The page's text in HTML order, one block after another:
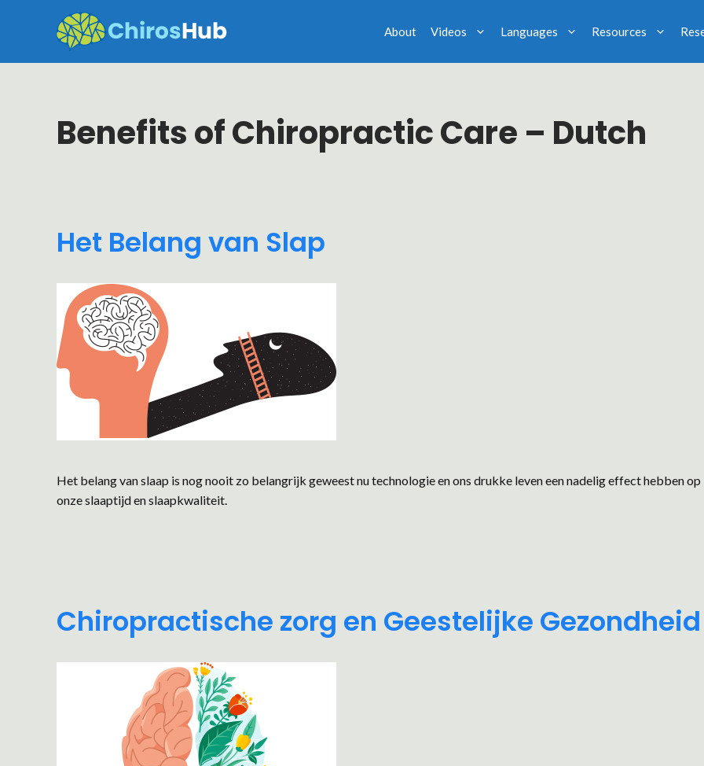
About Videos Languages Resources
Benefits of Chiropractic Care – Dutch
Het Belang van Slap
Het belang van slaap is nog nooit zo belangrijk geweest nu technologie en ons drukke leven een nadelig effect hebben op
onze slaaptijd en slaapkwaliteit.
Chiropractische zorg en Geestelijke Gezondheid